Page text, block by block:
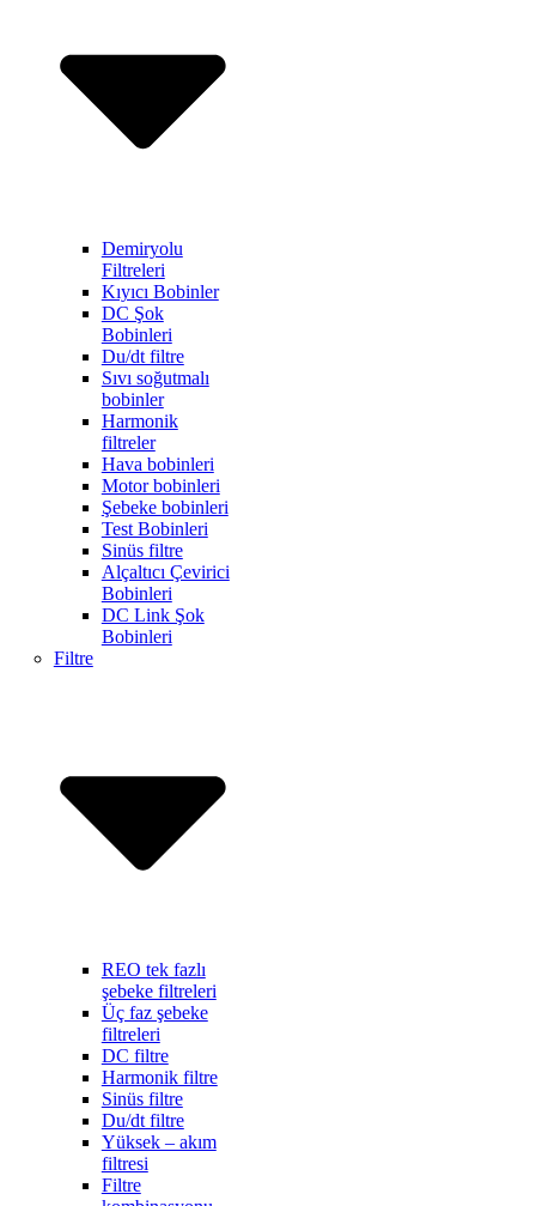
Demiryolu
Filtreleri
Kıyıcı Bobinler
DC Şok
Bobinleri
Du/dt filtre
Sıvı soğutmalı
bobinler
Harmonik
filtreler
Hava bobinleri
Motor bobinleri
Şebeke bobinleri
Test Bobinleri
Sinüs filtre
Alçaltıcı Çevirici
Bobinleri
DC Link Şok
Bobinleri
Filtre
REO tek fazlı
şebeke filtreleri
Üç faz şebeke
filtreleri
DC filtre
Harmonik filtre
Sinüs filtre
Du/dt filtre
Yüksek – akım
filtresi
Filtre